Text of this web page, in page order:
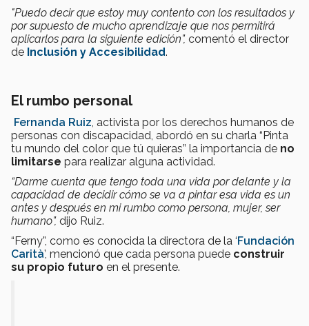
"Puedo decir que estoy muy contento con los resultados y
por supuesto de mucho aprendizaje que nos permitirá
aplicarlos para la siguiente edición”, comentó el director
de Inclusión y Accesibilidad.
El rumbo personal
Fernanda Ruiz, activista por los derechos humanos de
personas con discapacidad, abordó en su charla “Pinta
tu mundo del color que tú quieras” la importancia de no
limitarse para realizar alguna actividad.
“Darme cuenta que tengo toda una vida por delante y la
capacidad de decidir cómo se va a pintar esa vida es un
antes y después en mi rumbo como persona, mujer, ser
humano”, dijo Ruiz.
“Ferny”, como es conocida la directora de la ‘Fundación
Carità’, mencionó que cada persona puede construir
su propio futuro en el presente.